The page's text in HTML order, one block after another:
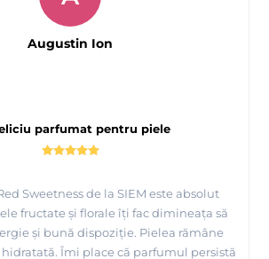
parfumat pentru piele
Sweetness de la SIEM este absolut
fructate și florale îți fac dimineața să
și bună dispoziție. Pielea rămâne
Îmi place că parfumul persistă
Augustin Ion